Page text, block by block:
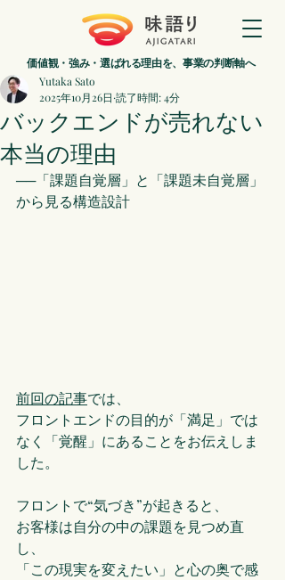
価値観・強み・選ばれる理由を、事業の判断軸へ
バックエンドが売れない
本当の理由
Yutaka Sato
2025年10月26日 読了時間: 4分
──「課題自覚層」と「課題未自覚層」
から見る構造設計
前回の記事では、
フロントエンドの目的が「満足」では
なく「覚醒」にあることをお伝えしま
した。
フロントで“気づき”が起きると、
お客様は自分の中の課題を見つめ直
し、
「この現実を変えたい」と心の奥で感